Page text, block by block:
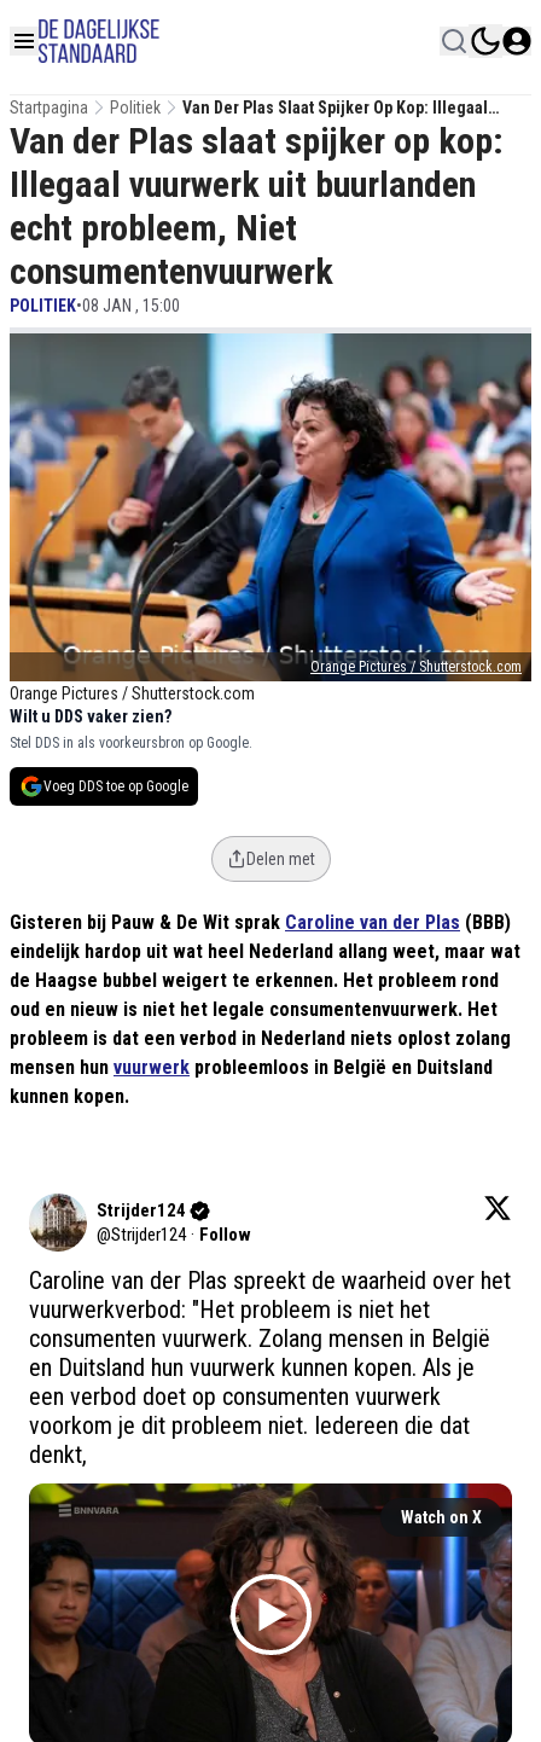
Startpagina Politiek
Van Der Plas Slaat Spijker Op Kop: Illegaal
Vuurwerk Uit Buurlanden Echt Probleem, Niet
Consumentenvuurwerk
Orange Pictures / Shutterstock.com
Orange Pictures / Shutterstock.com
Van der Plas slaat spijker op kop:
Illegaal vuurwerk uit buurlanden
echt probleem, Niet
consumentenvuurwerk
POLITIEK•08 JAN , 15:00
Wilt u DDS vaker zien?
Stel DDS in als voorkeursbron op Google.
Voeg DDS toe op Google
Delen met
Gisteren bij Pauw & De Wit sprak Caroline van der Plas (BBB)
eindelijk hardop uit wat heel Nederland allang weet, maar wat
de Haagse bubbel weigert te erkennen. Het probleem rond
oud en nieuw is niet het legale consumentenvuurwerk. Het
probleem is dat een verbod in Nederland niets oplost zolang
mensen hun vuurwerk probleemloos in België en Duitsland
kunnen kopen.
Strijder124
@Strijder124 · Follow
Caroline van der Plas spreekt de waarheid over het
vuurwerkverbod: "Het probleem is niet het
consumenten vuurwerk. Zolang mensen in België
en Duitsland hun vuurwerk kunnen kopen. Als je
een verbod doet op consumenten vuurwerk
voorkom je dit probleem niet. Iedereen die dat
denkt,
Watch on X